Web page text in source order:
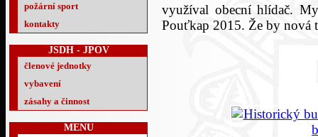
požární sport
kontakty
JSDH - JPOV
členové jednotky
vybavení
zásahy a činnost
MENU
využíval obecní hlídač.
Pouťkap 2015. Že by nová